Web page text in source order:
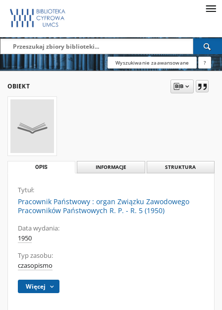
Wyszukiwanie zaawansowane ?
OBIEKT
OPIS INFORMACJE STRUKTURA
Tytuł:
Pracownik Państwowy : organ Związku Zawodowego
Pracowników Państwowych R. P. - R. 5 (1950)
Data wydania:
1950
Typ zasobu:
czasopismo
Więcej